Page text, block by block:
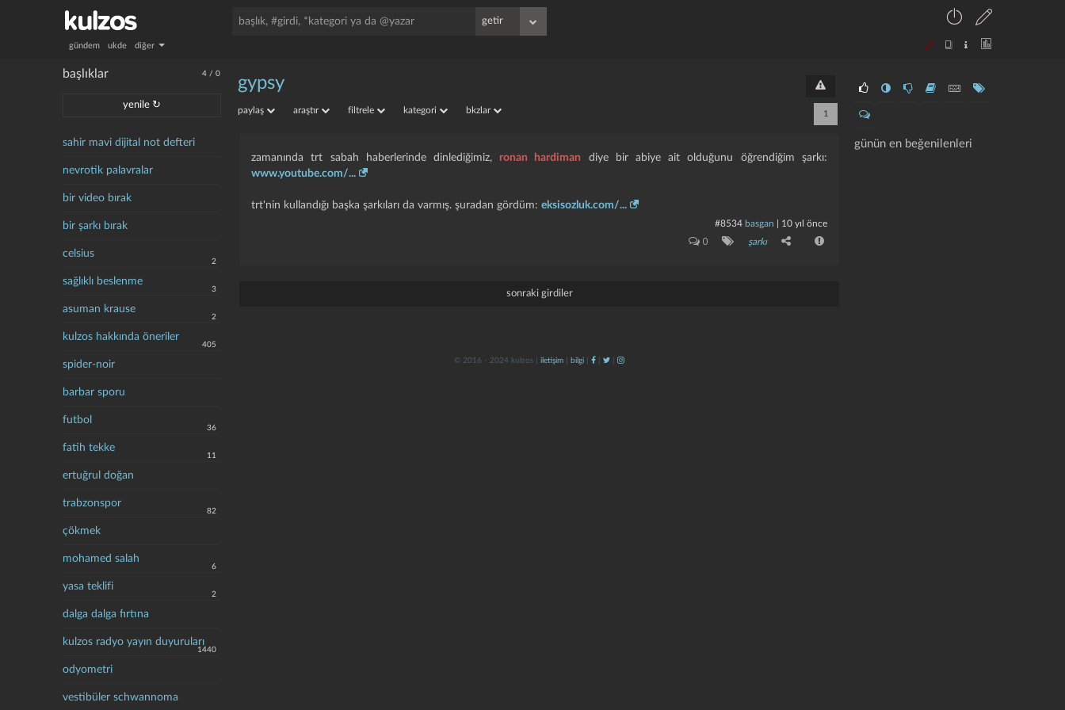
gündem ukde diğer
4 /0
başlıklar
yenile ↻
sahir mavi dijital not defteri
nevrotik palavralar
bir video bırak
bir şarkı bırak
celsius
2
sağlıklı beslenme
3
asuman krause
2
kulzos hakkında öneriler
405
spider-noir
barbar sporu
futbol
36
fatih tekke
11
ertuğrul doğan
trabzonspor
82
çökmek
mohamed salah
6
yasa teklifi
2
dalga dalga fırtına
kulzos radyo yayın duyuruları
1440
odyometri
vestibüler schwannoma
günün en beğenilenleri
gypsy
paylaş araştır filtrele kategori bkzlar 1
zamanında trt sabah haberlerinde dinlediğimiz, ronan hardiman
diye bir abiye ait olduğunu öğrendiğim şarkı:
www.youtube.com/...
trt'nin kullandığı başka şarkıları da varmış. şuradan gördüm:eksisozluk.com/...
#8534 basgan 10 yıl önce
0 şarkı
sonraki girdiler
© 2016 - 2024 kulzos | iletişim bilgi